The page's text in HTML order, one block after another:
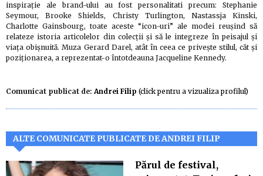
inspirație ale brand-ului au fost personalitati precum: Stephanie
Seymour, Brooke Shields, Christy Turlington, Nastassja Kinski,
Charlotte Gainsbourg, toate aceste “icon-uri” ale modei reușind să
relateze istoria articolelor din colecții și să le integreze în peisajul și
viața obișnuită. Muza Gerard Darel, atât în ceea ce privește stilul, căt și
poziționarea, a reprezentat-o întotdeauna Jacqueline Kennedy.
Comunicat publicat de: Andrei Filip (click pentru a vizualiza profilul)
ALTE COMUNICATE PUBLICATE DE ANDREI FILIP
Părul de festival,